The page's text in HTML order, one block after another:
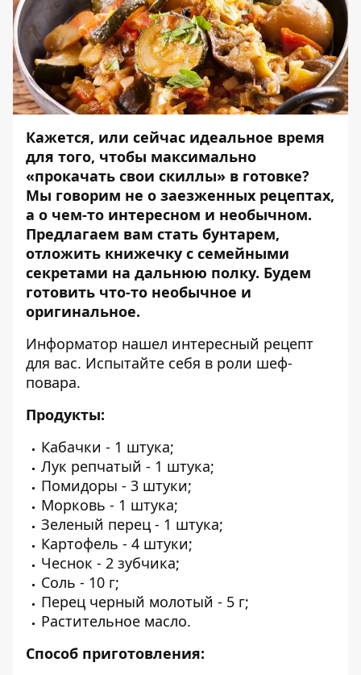
Кажется, или сейчас идеальное время
для того, чтобы максимально
«прокачать свои скиллы» в готовке?
Мы говорим не о заезженных рецептах,
а о чем-то интересном и необычном.
Предлагаем вам стать бунтарем,
отложить книжечку с семейными
секретами на дальнюю полку. Будем
готовить что-то необычное и
оригинальное.
Информатор нашел интересный рецепт
для вас. Испытайте себя в роли шеф-
повара.
Продукты:
Кабачки - 1 штука;
Лук репчатый - 1 штука;
Помидоры - 3 штуки;
Морковь - 1 штука;
Зеленый перец - 1 штука;
Картофель - 4 штуки;
Чеснок - 2 зубчика;
Соль - 10 г;
Перец черный молотый - 5 г;
Растительное масло.
Способ приготовления: